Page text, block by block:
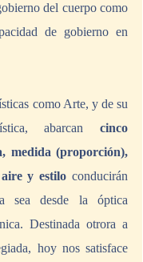
del cuerpo como
de gobierno en
como Arte, y de su
abarcan cinco
medida (proporción),
y estilo conducirán
sea desde la óptica
Destinada otrora a
hoy nos satisface